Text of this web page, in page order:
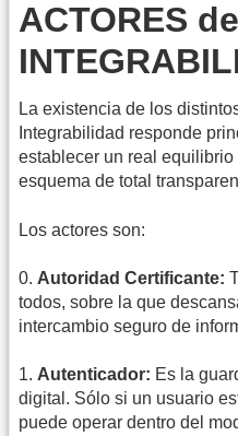
ACTORES
La existencia de los
Integrabilidad responde
establecer un real
esquema de total
Los actores son:
0. Autoridad Certificante:
todos, sobre la que
intercambio seguro de
1. Autenticador: Es la
digital. Sólo si un usuario
puede operar dentro del